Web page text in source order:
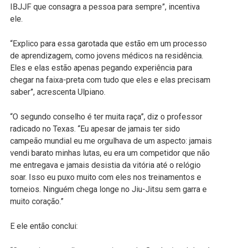
IBJJF que consagra a pessoa para sempre”, incentiva
ele.
“Explico para essa garotada que estão em um processo
de aprendizagem, como jovens médicos na residência.
Eles e elas estão apenas pegando experiência para
chegar na faixa-preta com tudo que eles e elas precisam
saber”, acrescenta Ulpiano.
“O segundo conselho é ter muita raça”, diz o professor
radicado no Texas. “Eu apesar de jamais ter sido
campeão mundial eu me orgulhava de um aspecto: jamais
vendi barato minhas lutas, eu era um competidor que não
me entregava e jamais desistia da vitória até o relógio
soar. Isso eu puxo muito com eles nos treinamentos e
torneios. Ninguém chega longe no Jiu-Jitsu sem garra e
muito coração.”
E ele então conclui: